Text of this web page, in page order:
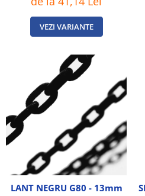
VEZI VARIANTE
LANT NEGRU G80 - 13mm